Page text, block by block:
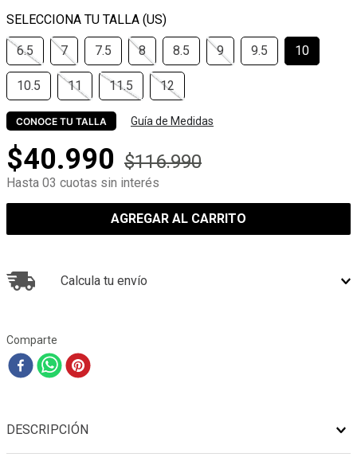
6.5 7 7.5 8 8.5 9 9.5 10
10.5 11 11.5 12
CONOCE TU TALLA Guía de Medidas
$40.990 $116.990
Hasta 03 cuotas sin interés
AGREGAR AL CARRITO
Calcula tu envío
Comparte
DESCRIPCIÓN